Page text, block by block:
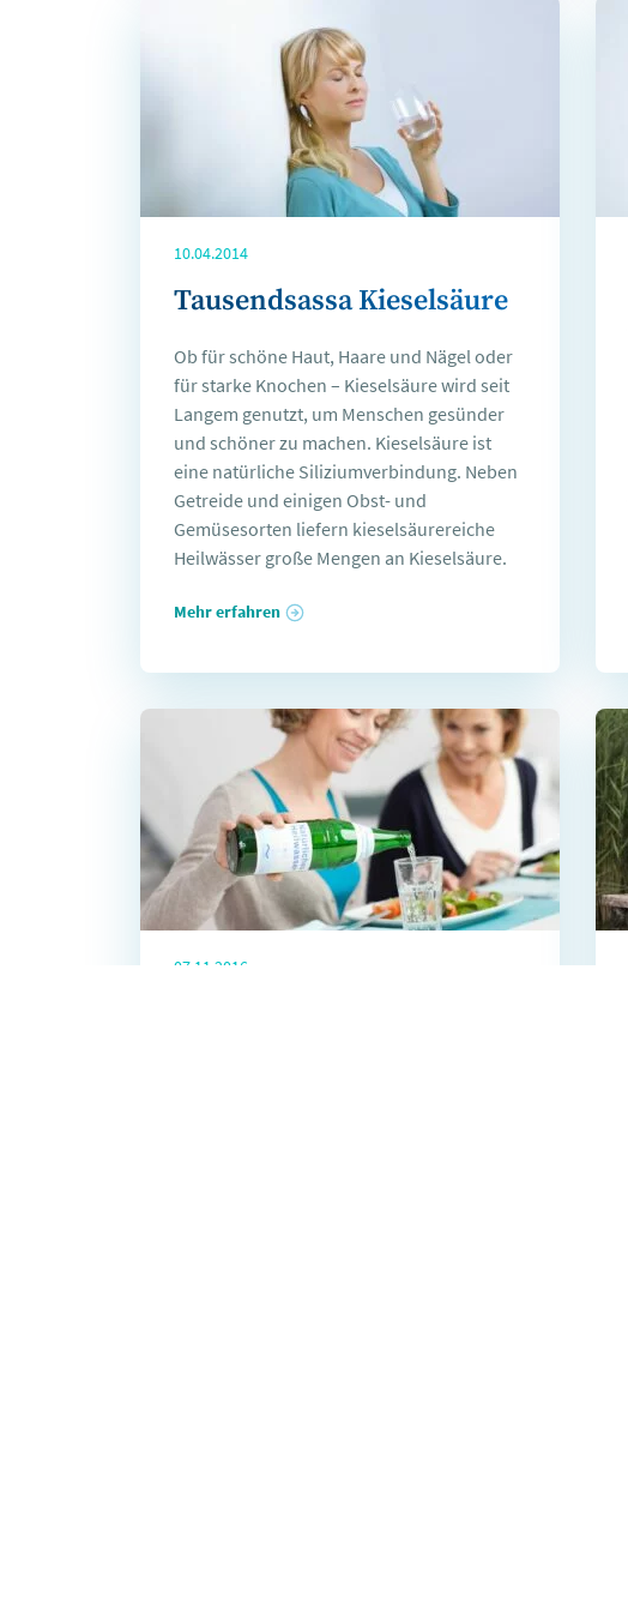
10.04.2014
Tausendsassa Kieselsäure
Ob für schöne Haut, Haare und Nägel oder
für starke Knochen – Kieselsäure wird seit
Langem genutzt, um Menschen gesünder
und schöner zu machen. Kieselsäure ist
eine natürliche Siliziumverbindung. Neben
Getreide und einigen Obst- und
Gemüsesorten liefern kieselsäurereiche
Heilwässer große Mengen an Kieselsäure.
Mehr erfahren
07.11.2016